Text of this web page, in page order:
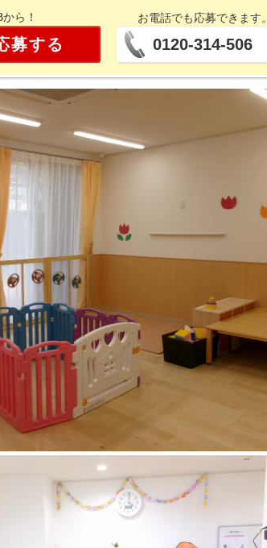
ら！
募する
お電話でも応募できます
0120-314-506